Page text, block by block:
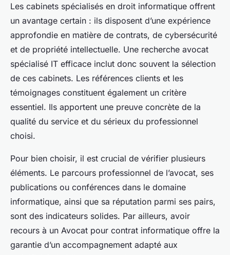
Les cabinets spécialisés en droit informatique offrent
un avantage certain : ils disposent d’une expérience
approfondie en matière de contrats, de cybersécurité
et de propriété intellectuelle. Une recherche avocat
spécialisé IT efficace inclut donc souvent la sélection
de ces cabinets. Les références clients et les
témoignages constituent également un critère
essentiel. Ils apportent une preuve concrète de la
qualité du service et du sérieux du professionnel
choisi.
Pour bien choisir, il est crucial de vérifier plusieurs
éléments. Le parcours professionnel de l’avocat, ses
publications ou conférences dans le domaine
informatique, ainsi que sa réputation parmi ses pairs,
sont des indicateurs solides. Par ailleurs, avoir
recours à un Avocat pour contrat informatique offre la
garantie d’un accompagnement adapté aux